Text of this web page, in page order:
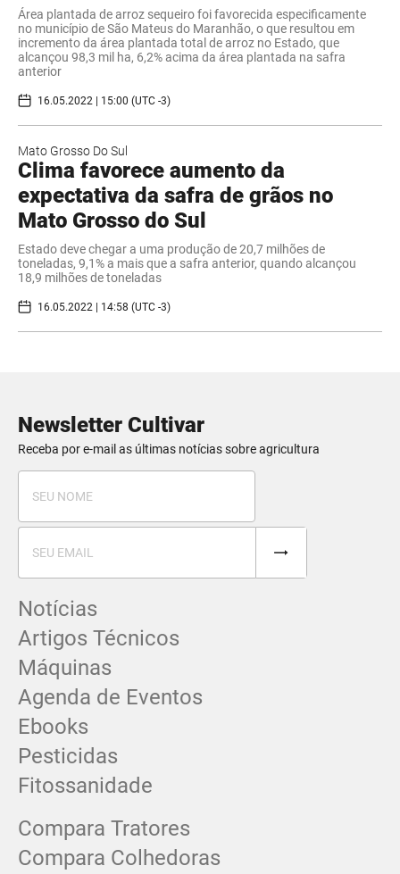
Área plantada de arroz sequeiro foi favorecida especificamente
no município de São Mateus do Maranhão, o que resultou em
incremento da área plantada total de arroz no Estado, que
alcançou 98,3 mil ha, 6,2% acima da área plantada na safra
anterior
16.05.2022 | 15:00 (UTC -3)
Mato Grosso Do Sul
Clima favorece aumento da
expectativa da safra de grãos no
Mato Grosso do Sul
Estado deve chegar a uma produção de 20,7 milhões de
toneladas, 9,1% a mais que a safra anterior, quando alcançou
18,9 milhões de toneladas
16.05.2022 | 14:58 (UTC -3)
Newsletter Cultivar
Receba por e-mail as últimas notícias sobre agricultura
Notícias
Artigos Técnicos
Máquinas
Agenda de Eventos
Ebooks
Pesticidas
Fitossanidade
Compara Tratores
Compara Colhedoras